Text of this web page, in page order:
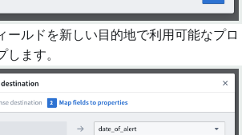
ールドを新しい目的地で利用可能なプロ
します。